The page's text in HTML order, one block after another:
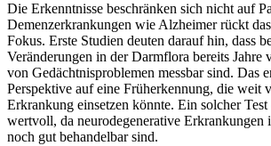
Die Erkenntnisse beschränken sich nicht auf
Demenzerkrankungen wie Alzheimer rückt
Fokus. Erste Studien deuten darauf hin, dass
Veränderungen in der Darmflora bereits Jahre
von Gedächtnisproblemen messbar sind. Das
Perspektive auf eine Früherkennung, die weit
Erkrankung einsetzen könnte. Ein solcher Test
wertvoll, da neurodegenerative Erkrankungen
noch gut behandelbar sind.